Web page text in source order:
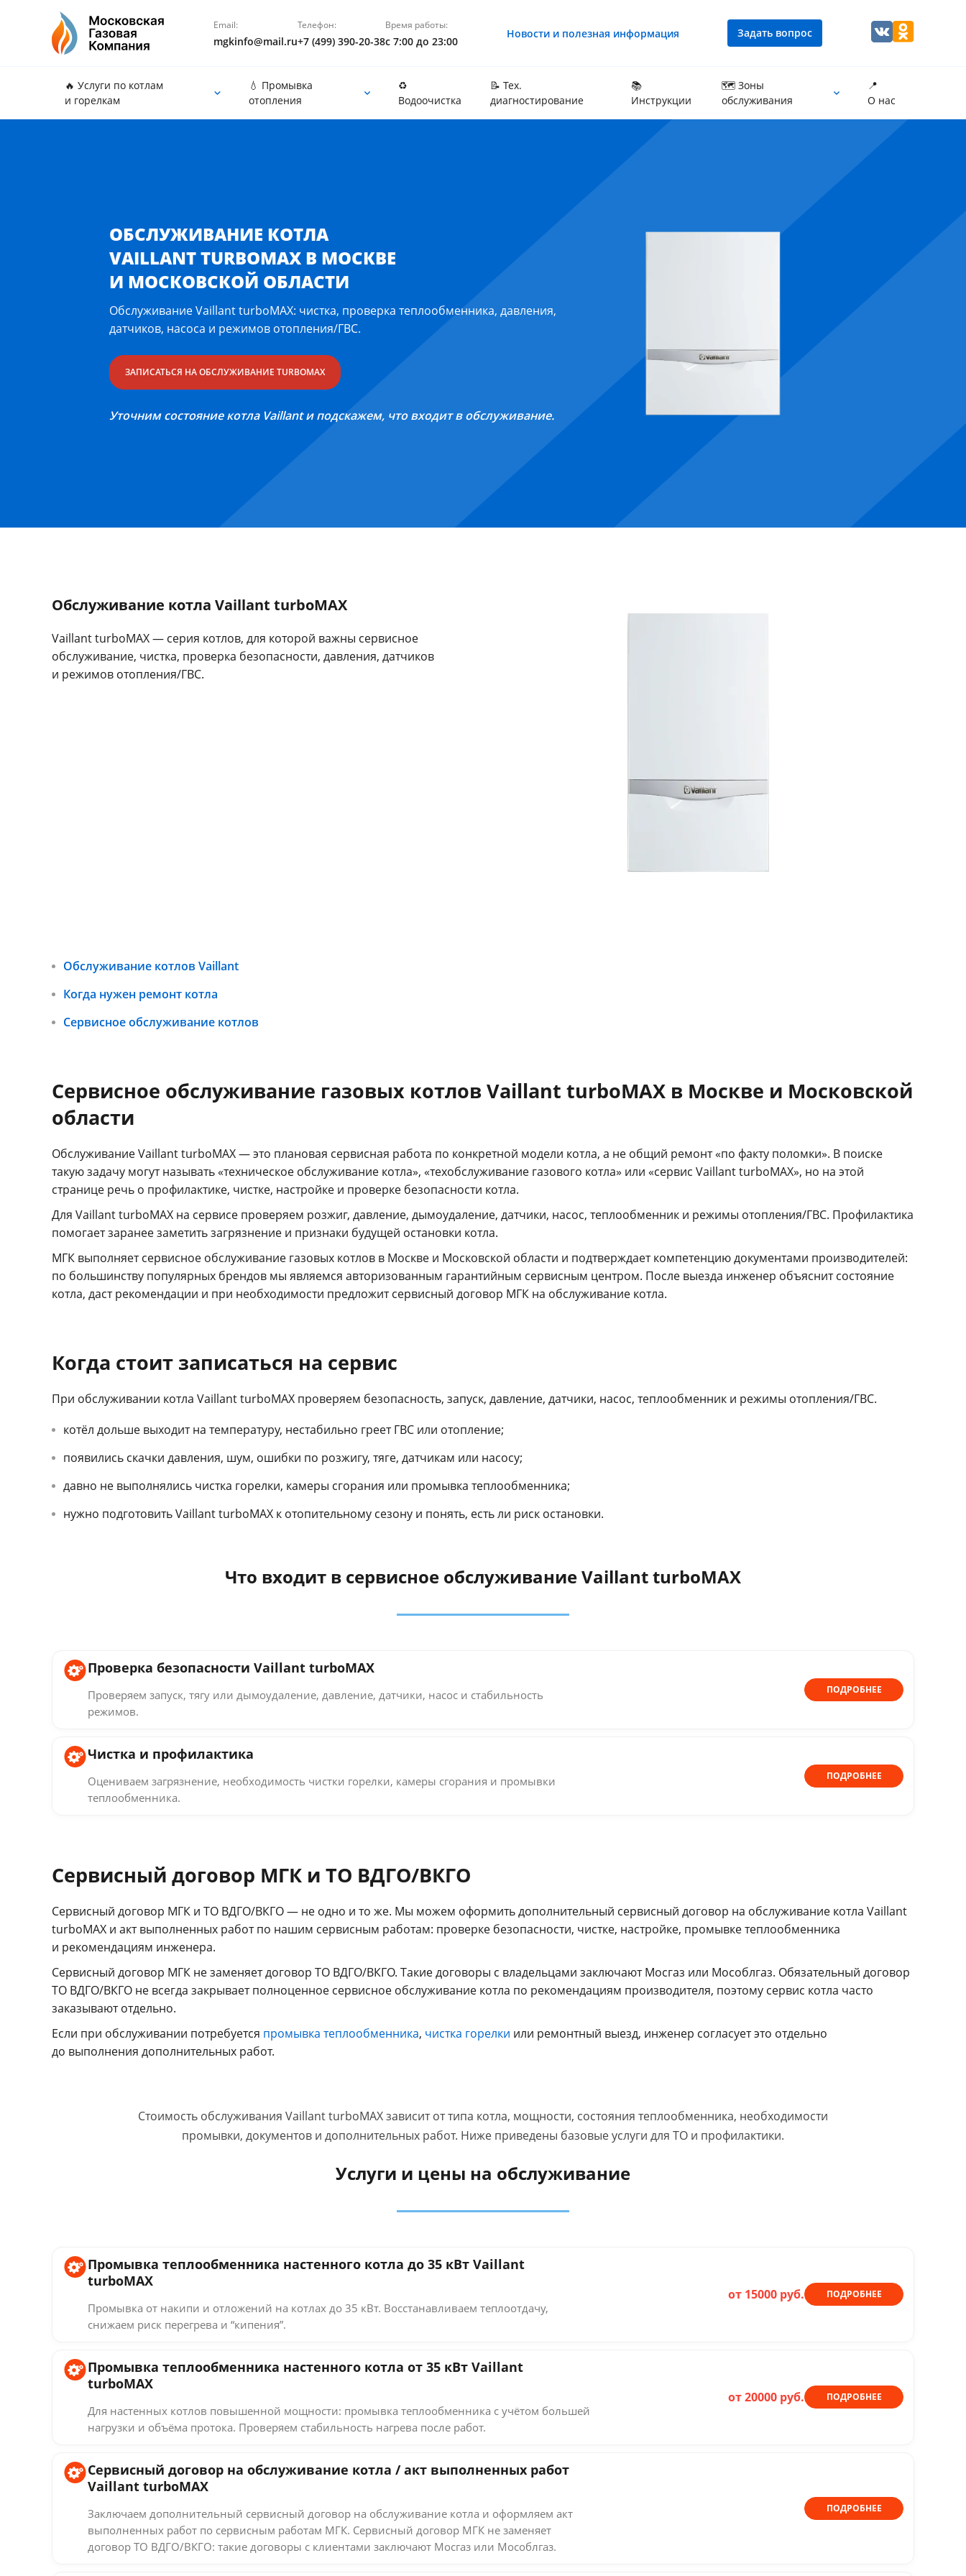
Email:
mgkinfo@mail.ru
Телефон:
+7 (499) 390-20-38
Время работы:
с 7:00 до 23:00
Новости и полезная информация Задать вопрос
🔥 Услуги по котлам
и горелкам
💧 Промывка
отопления
♻️
Водоочистка
📝 Тех.
диагностирование
📚
Инструкции
🗺 Зоны
обслуживания
📍
О нас
ОБСЛУЖИВАНИЕ КОТЛА
VAILLANT TURBOMAX В МОСКВЕ
И МОСКОВСКОЙ ОБЛАСТИ
Обслуживание Vaillant turboMAX: чистка, проверка теплообменника, давления,
датчиков, насоса и режимов отопления/ГВС.
ЗАПИСАТЬСЯ НА ОБСЛУЖИВАНИЕ TURBOMAX
Уточним состояние котла Vaillant и подскажем, что входит в обслуживание.
Обслуживание котла Vaillant turboMAX
Vaillant turboMAX — серия котлов, для которой важны сервисное
обслуживание, чистка, проверка безопасности, давления, датчиков
и режимов отопления/ГВС.
Обслуживание котлов Vaillant
Когда нужен ремонт котла
Сервисное обслуживание котлов
Сервисное обслуживание газовых котлов Vaillant turboMAX в Москве и Московской
области
Обслуживание Vaillant turboMAX — это плановая сервисная работа по конкретной модели котла, а не общий ремонт «по факту поломки». В поиске
такую задачу могут называть «техническое обслуживание котла», «техобслуживание газового котла» или «сервис Vaillant turboMAX», но на этой
странице речь о профилактике, чистке, настройке и проверке безопасности котла.
Для Vaillant turboMAX на сервисе проверяем розжиг, давление, дымоудаление, датчики, насос, теплообменник и режимы отопления/ГВС. Профилактика
помогает заранее заметить загрязнение и признаки будущей остановки котла.
МГК выполняет сервисное обслуживание газовых котлов в Москве и Московской области и подтверждает компетенцию документами производителей:
по большинству популярных брендов мы являемся авторизованным гарантийным сервисным центром. После выезда инженер объяснит состояние
котла, даст рекомендации и при необходимости предложит сервисный договор МГК на обслуживание котла.
Когда стоит записаться на сервис
При обслуживании котла Vaillant turboMAX проверяем безопасность, запуск, давление, датчики, насос, теплообменник и режимы отопления/ГВС.
котёл дольше выходит на температуру, нестабильно греет ГВС или отопление;
появились скачки давления, шум, ошибки по розжигу, тяге, датчикам или насосу;
давно не выполнялись чистка горелки, камеры сгорания или промывка теплообменника;
нужно подготовить Vaillant turboMAX к отопительному сезону и понять, есть ли риск остановки.
Что входит в сервисное обслуживание Vaillant turboMAX
Проверка безопасности Vaillant turboMAX
Проверяем запуск, тягу или дымоудаление, давление, датчики, насос и стабильность
режимов.
ПОДРОБНЕЕ
Чистка и профилактика
Оцениваем загрязнение, необходимость чистки горелки, камеры сгорания и промывки
теплообменника.
ПОДРОБНЕЕ
Сервисный договор МГК и ТО ВДГО/ВКГО
Сервисный договор МГК и ТО ВДГО/ВКГО — не одно и то же. Мы можем оформить дополнительный сервисный договор на обслуживание котла Vaillant
turboMAX и акт выполненных работ по нашим сервисным работам: проверке безопасности, чистке, настройке, промывке теплообменника
и рекомендациям инженера.
Сервисный договор МГК не заменяет договор ТО ВДГО/ВКГО. Такие договоры с владельцами заключают Мосгаз или Мособлгаз. Обязательный договор
ТО ВДГО/ВКГО не всегда закрывает полноценное сервисное обслуживание котла по рекомендациям производителя, поэтому сервис котла часто
заказывают отдельно.
Если при обслуживании потребуется промывка теплообменника, чистка горелки или ремонтный выезд, инженер согласует это отдельно
до выполнения дополнительных работ.
Стоимость обслуживания Vaillant turboMAX зависит от типа котла, мощности, состояния теплообменника, необходимости
промывки, документов и дополнительных работ. Ниже приведены базовые услуги для ТО и профилактики.
Услуги и цены на обслуживание
Промывка теплообменника настенного котла до 35 кВт Vaillant
turboMAX
Промывка от накипи и отложений на котлах до 35 кВт. Восстанавливаем теплоотдачу,
снижаем риск перегрева и “кипения”.
от 15000 руб. ПОДРОБНЕЕ
Промывка теплообменника настенного котла от 35 кВт Vaillant
turboMAX
Для настенных котлов повышенной мощности: промывка теплообменника с учётом большей
нагрузки и объёма протока. Проверяем стабильность нагрева после работ.
от 20000 руб. ПОДРОБНЕЕ
Сервисный договор на обслуживание котла / акт выполненных работ
Vaillant turboMAX
Заключаем дополнительный сервисный договор на обслуживание котла и оформляем акт
выполненных работ по сервисным работам МГК. Сервисный договор МГК не заменяет
договор ТО ВДГО/ВКГО: такие договоры с клиентами заключают Мосгаз или Мособлгаз.
ПОДРОБНЕЕ